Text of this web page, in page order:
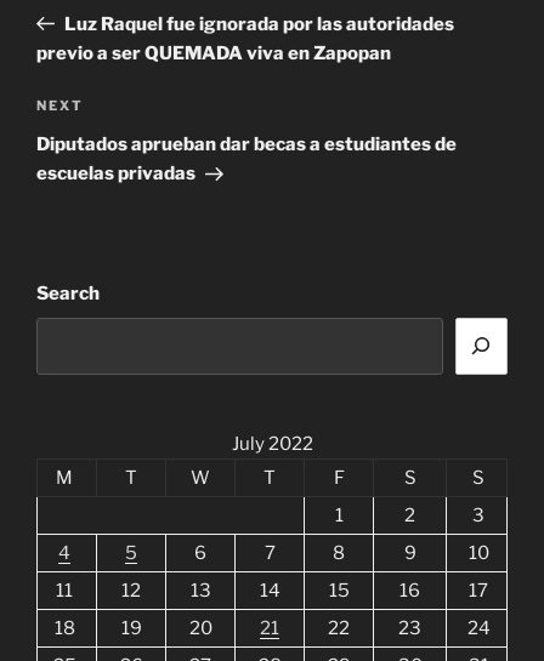
PostLuz Raquel fue ignorada por las autoridades
previo a ser QUEMADA viva en Zapopan
Next
Post
NEXT
Diputados aprueban dar becas a estudiantes de
escuelas privadas
Search
July 2022
M
T W T F S
S
1
2
3
4
5 6 7 8 9
10
11
12 13 14 15 16
17
18
19 20 21 22 23
24